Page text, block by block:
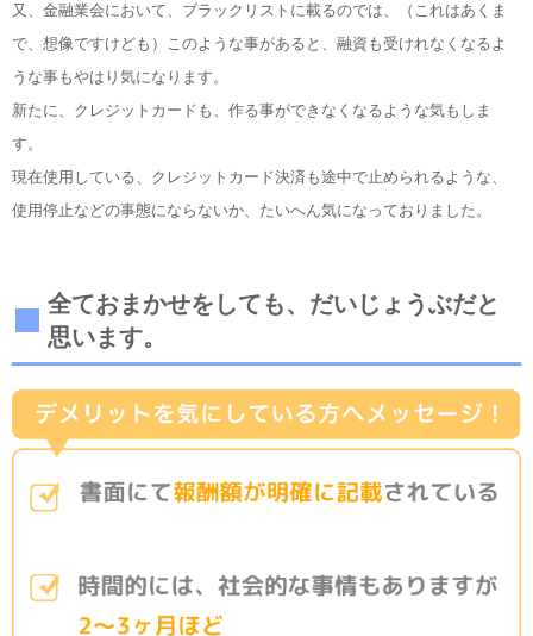
又、金融業会において、ブラックリストに載るのでは、（これはあくま
で、想像ですけども）このような事があると、融資も受けれなくなるよ
うな事もやはり気になります。
新たに、クレジットカードも、作る事ができなくなるような気もしま
す。
現在使用している、クレジットカード決済も途中で止められるような、
使用停止などの事態にならないか、たいへん気になっておりました。
全ておまかせをしても、だいじょうぶだと
思います。